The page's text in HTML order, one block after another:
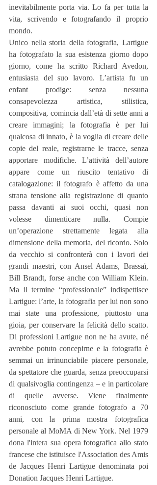
inevitabilmente porta via. Lo fa per tutta la
vita, scrivendo e fotografando il proprio
mondo.
Unico nella storia della fotografia, Lartigue
ha fotografato la sua esistenza giorno dopo
giorno, come ha scritto Richard Avedon,
entusiasta del suo lavoro. L’artista fu un
enfant prodige: senza nessuna
consapevolezza artistica, stilistica,
compositiva, comincia dall’età di sette anni a
creare immagini; la fotografia è per lui
qualcosa di innato, è la voglia di creare delle
copie del reale, registrarne le tracce, senza
apportare modifiche. L’attività dell’autore
appare come un riuscito tentativo di
catalogazione: il fotografo è affetto da una
strana tensione alla registrazione di quanto
passa davanti ai suoi occhi, quasi non
volesse dimenticare nulla. Compie
un’operazione strettamente legata alla
dimensione della memoria, del ricordo. Solo
da vecchio si confronterà con i lavori dei
grandi maestri, con Ansel Adams, Brassaï,
Bill Brandt, forse anche con William Klein.
Ma il termine “professionale” indispettisce
Lartigue: l’arte, la fotografia per lui non sono
mai state una professione, piuttosto una
gioia, per conservare la felicità dello scatto.
Di professioni Lartigue non ne ha avute, né
avrebbe potuto concepirne e la fotografia è
semmai un irrinunciabile piacere personale,
da spettatore che guarda, senza preoccuparsi
di qualsivoglia contingenza – e in particolare
di quelle avverse. Viene finalmente
riconosciuto come grande fotografo a 70
anni, con la prima mostra fotografica
personale al MoMA di New York. Nel 1979
dona l'intera sua opera fotografica allo stato
francese che istituisce l'Association des Amis
de Jacques Henri Lartigue denominata poi
Donation Jacques Henri Lartigue.